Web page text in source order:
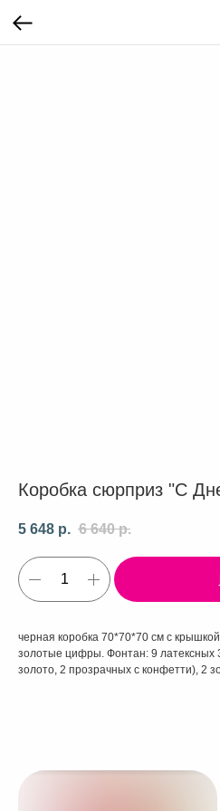
Коробка сюрприз "С
5 648 р. 6 640 р.
черная коробка 70*70*70 см с
золотые цифры. Фонтан: 9 латексных
золото, 2 прозрачных с конфетти), 2